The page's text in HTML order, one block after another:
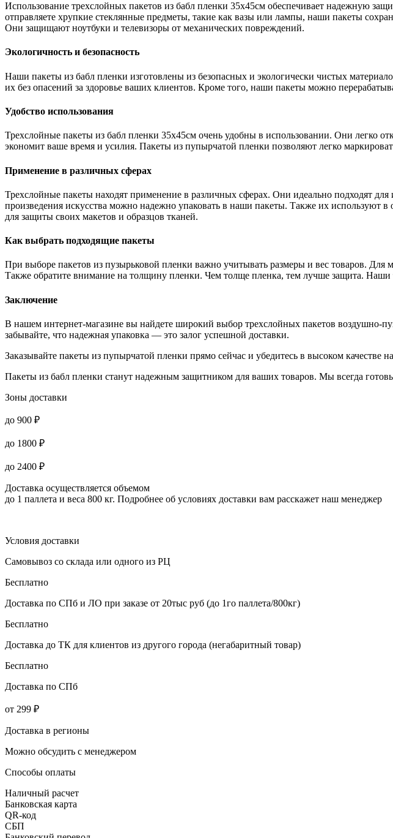
Использование трехслойных пакетов из бабл пленки 35х45см обеспечивает надежную
отправляете хрупкие стеклянные предметы, такие как вазы или лампы, наши пакеты
Они защищают ноутбуки и телевизоры от механических повреждений.
Экологичность и безопасность
Наши пакеты из бабл пленки изготовлены из безопасных и экологически чистых
их без опасений за здоровье ваших клиентов. Кроме того, наши пакеты можно
Удобство использования
Трехслойные пакеты из бабл пленки 35х45см очень удобны в использовании. Они легко
экономит ваше время и усилия. Пакеты из пупырчатой пленки позволяют легко
Применение в различных сферах
Трехслойные пакеты находят применение в различных сферах. Они идеально подходят
произведения искусства можно надежно упаковать в наши пакеты. Также их используют
для защиты своих макетов и образцов тканей.
Как выбрать подходящие пакеты
При выборе пакетов из пузырьковой пленки важно учитывать размеры и вес товаров.
Также обратите внимание на толщину пленки. Чем толще пленка, тем лучше защита. Наши
Заключение
В нашем интернет-магазине вы найдете широкий выбор трехслойных пакетов
забывайте, что надежная упаковка — это залог успешной доставки.
Заказывайте пакеты из пупырчатой пленки прямо сейчас и убедитесь в высоком
Пакеты из бабл пленки станут надежным защитником для ваших товаров. Мы всегда
Зоны доставки
до 900 ₽
до 1800 ₽
до 2400 ₽
Доставка осуществляется объемом
до 1 паллета и веса 800 кг. Подробнее об условиях доставки вам расскажет наш менеджер
Условия доставки
Самовывоз со склада или одного из РЦ
Бесплатно
Доставка по СПб и ЛО при заказе от 20тыс руб (до 1го паллета/800кг)
Бесплатно
Доставка до ТК для клиентов из другого города (негабаритный товар)
Бесплатно
Доставка по СПб
от 299 ₽
Доставка в регионы
Можно обсудить с менеджером
Способы оплаты
Наличный расчет
Банковская карта
QR-код
СБП